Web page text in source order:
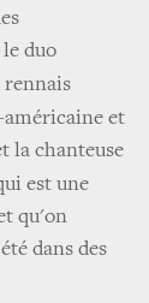
duo
rennais
et
la chanteuse
est une
qu'on
dans des